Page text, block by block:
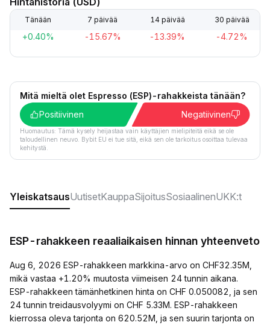
Tänään 7 päivää 14 päivää 30 päivää
+0.40% -15.67% -13.39% -4.72%
Mitä mieltä olet Espresso (ESP)-rahakkeista tänään?
Positiivinen
Negatiivinen
Huomautus: Tämä kysely heijastaa vain käyttäjien mielipiteitä eikä se ole
taloudellinen neuvo. Bybit EU ei tue sitä, eikä sen ole tarkoitus osoittaa tulevaa
kehitystä.
YleiskatsausUutisetKauppaSijoitusSosiaalinenUKK:t
ESP-rahakkeen reaaliaikaisen hinnan yhteenveto
Aug 6, 2026 ESP-rahakkeen markkina-arvo on CHF32.35M,
mikä vastaa +1.20% muutosta viimeisen 24 tunnin aikana.
ESP-rahakkeen tämänhetkinen hinta on CHF 0.050082, ja sen
24 tunnin treidausvolyymi on CHF 5.33M. ESP-rahakkeen
kierrossa oleva tarjonta on 620.52M, ja sen suurin tarjonta on